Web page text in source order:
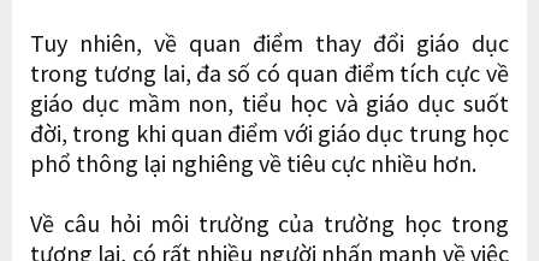
Tuy nhiên, về quan điểm thay đổi giáo dục
trong tương lai, đa số có quan điểm tích cực về
giáo dục mầm non, tiểu học và giáo dục suốt
đời, trong khi quan điểm với giáo dục trung học
phổ thông lại nghiêng về tiêu cực nhiều hơn.
Về câu hỏi môi trường của trường học trong
tương lai, có rất nhiều người nhấn mạnh về việc